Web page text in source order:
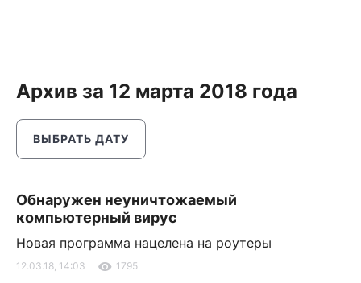
Архив за 12 марта 2018 года
ВЫБРАТЬ ДАТУ
Обнаружен неуничтожаемый
компьютерный вирус
Новая программа нацелена на роутеры
12.03.18, 14:03 1795